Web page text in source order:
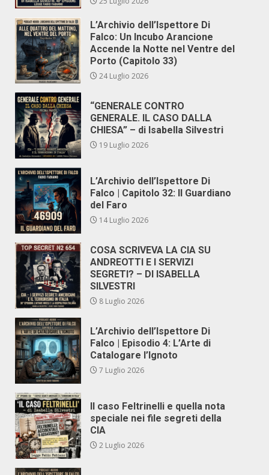
L’Archivio dell’Ispettore Di
Falco: Un Incubo Arancione
Accende la Notte nel Ventre del
Porto (Capitolo 33)
24 Luglio 2026
“GENERALE CONTRO
GENERALE. IL CASO DALLA
CHIESA” – di Isabella Silvestri
19 Luglio 2026
L’Archivio dell’Ispettore Di
Falco | Capitolo 32: Il Guardiano
del Faro
14 Luglio 2026
COSA SCRIVEVA LA CIA SU
ANDREOTTI E I SERVIZI
SEGRETI? – DI ISABELLA
SILVESTRI
8 Luglio 2026
L’Archivio dell’Ispettore Di
Falco | Episodio 4: L’Arte di
Catalogare l’Ignoto
7 Luglio 2026
Il caso Feltrinelli e quella nota
speciale nei file segreti della
CIA
2 Luglio 2026